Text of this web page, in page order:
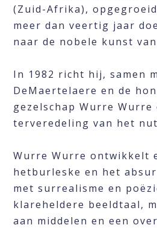
(Zuid-Afrika),
meer dan veertig jaar
naar de nobele kunst
In 1982 richt hij, samen
DeMaertelaere en de
gezelschap Wurre
terveredeling van het
Wurre Wurre ontwikkelt
hetburleske en het
met surrealisme en
klareheldere beeldtaal,
aan middelen en een